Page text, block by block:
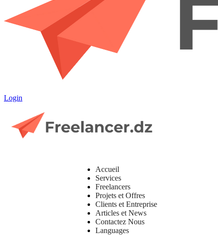
Login
Accueil
Services
Freelancers
Projets et Offres
Clients et Entreprise
Articles et News
Contactez Nous
Languages